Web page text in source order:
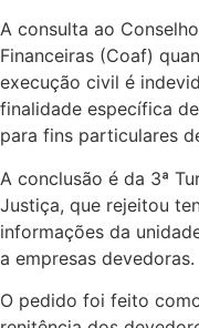
A consulta ao
Financeiras (Coaf)
execução civil é
finalidade específica
para fins particulares
A conclusão é da 3ª
Justiça, que rejeitou
informações da
a empresas devedoras.
O pedido foi feito